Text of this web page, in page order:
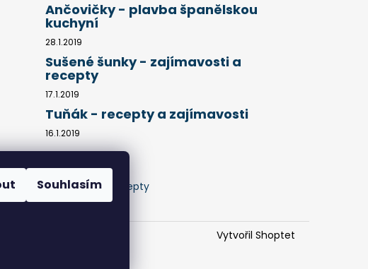
Souhlasím
Ančovičky - plavba španělskou
kuchyní
28.1.2019
Sušené šunky - zajímavosti a
recepty
17.1.2019
Tuňák - recepty a zajímavosti
16.1.2019
údajů Články a recepty
Vytvořil Shoptet